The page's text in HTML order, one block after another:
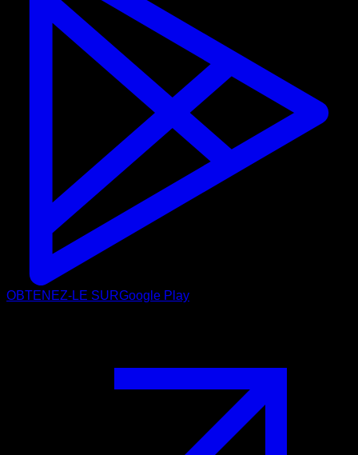
OBTENEZ-LE SURGoogle Play